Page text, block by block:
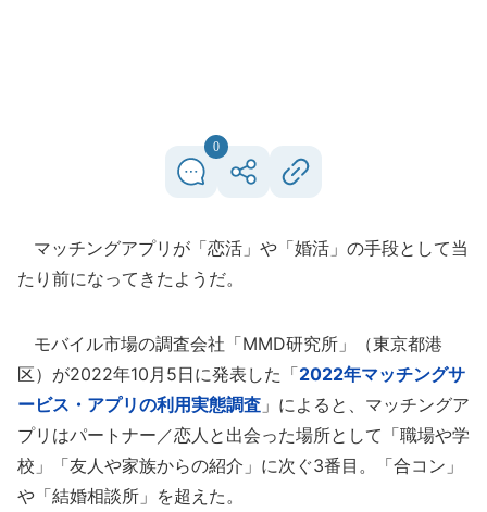
0
マッチングアプリが「恋活」や「婚活」の手段として当
たり前になってきたようだ。
モバイル市場の調査会社「MMD研究所」（東京都港
区）が2022年10月5日に発表した「2022年マッチングサ
ービス・アプリの利用実態調査 」によると、マッチングア
プリはパートナー／恋人と出会った場所として「職場や学
校」「友人や家族からの紹介」に次ぐ3番目。「合コン」
や「結婚相談所」を超えた。